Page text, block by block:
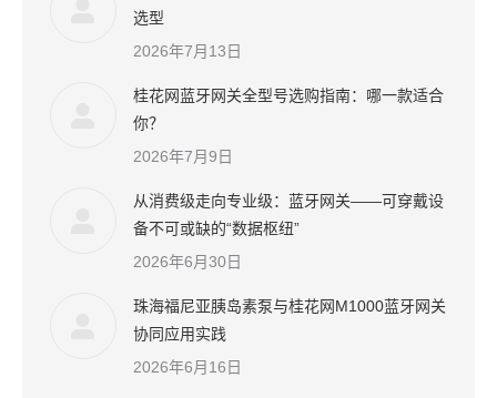
选型
2026年7月13日
桂花网蓝牙网关全型号选购指南：哪一款适合
你？
2026年7月9日
从消费级走向专业级：蓝牙网关——可穿戴设
备不可或缺的“数据枢纽”
2026年6月30日
珠海福尼亚胰岛素泵与桂花网M1000蓝牙网关
协同应用实践
2026年6月16日